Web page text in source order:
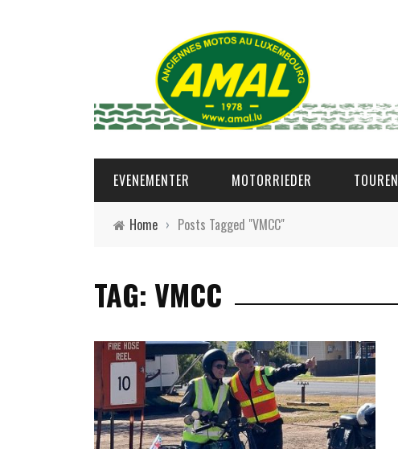
EVENEMENTER MOTORRIEDER TOUREN
Home › Posts Tagged "VMCC"
TAG: VMCC